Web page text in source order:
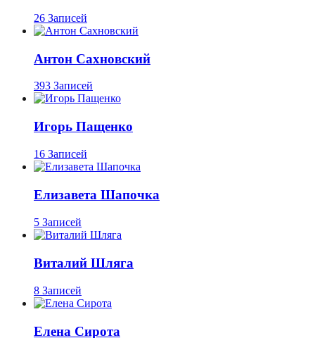
26 Записей
Антон Сахновский
393 Записей
Игорь Пащенко
16 Записей
Елизавета Шапочка
5 Записей
Виталий Шляга
8 Записей
Елена Сирота